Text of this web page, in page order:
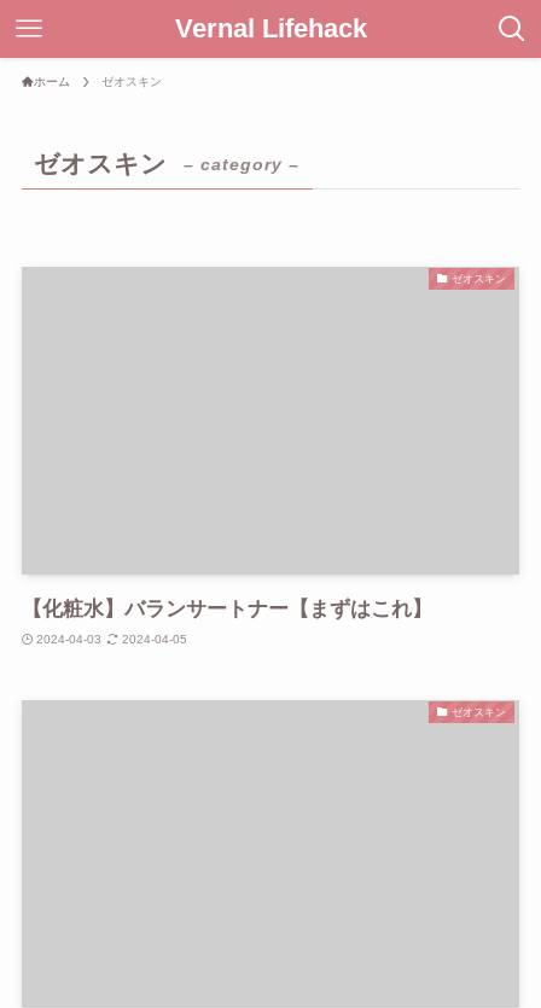
Vernal Lifehack
ホーム ゼオスキン
ゼオスキン – category –
ゼオスキン
【化粧水】バランサートナー【まずはこれ】
2024-04-03 2024-04-05
ゼオスキン